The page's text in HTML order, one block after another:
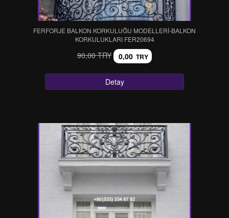
FERFORJE BALKON KORKULUĞU MODELLERİ-BALKON
KORKULUKLARI FER20694
90,00 TRY 0,00 TRY
Detay